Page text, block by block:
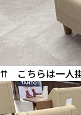
⇈ こちらは一人